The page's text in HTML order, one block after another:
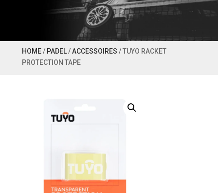
HOME/ PADEL/ACCESSOIRES / TUYO RACKET
PROTECTION TAPE